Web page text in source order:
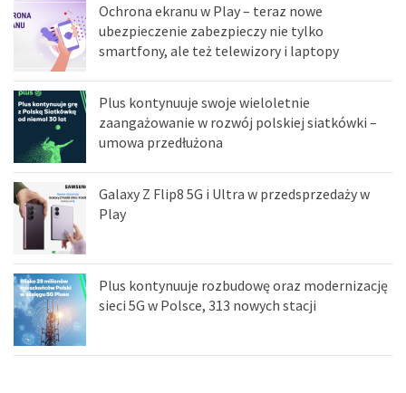
Ochrona ekranu w Play – teraz nowe
ubezpieczenie zabezpieczy nie tylko
smartfony, ale też telewizory i laptopy
Plus kontynuuje swoje wieloletnie
zaangażowanie w rozwój polskiej siatkówki –
umowa przedłużona
Galaxy Z Flip8 5G i Ultra w przedsprzedaży w
Play
Plus kontynuuje rozbudowę oraz modernizację
sieci 5G w Polsce, 313 nowych stacji